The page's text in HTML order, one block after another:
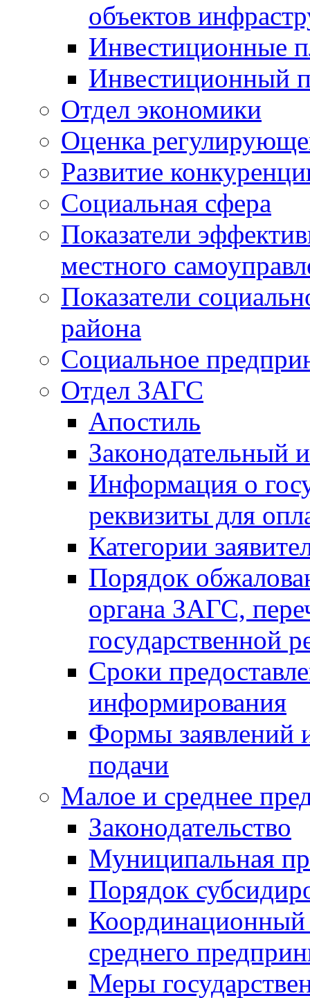
объектов
Инвестиционные
Инвестиционный
Отдел экономики
Оценка
Развитие
Социальная сфера
Показатели
местного
Показатели
района
Социальное
Отдел ЗАГС
Апостиль
Законодательный
Информация о
реквизиты для
Категории
Порядок
органа ЗАГС,
государственной
Сроки
информирования
Формы заявлений
подачи
Малое и среднее
Законодательство
Муниципальная
Порядок
Координационный
среднего
Меры